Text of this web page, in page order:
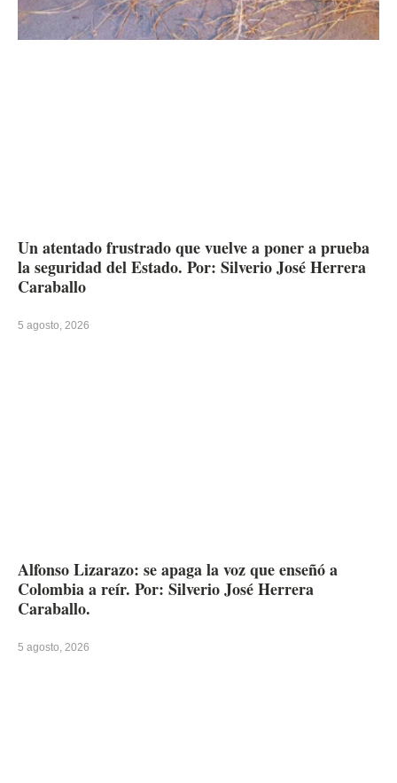
Un atentado frustrado que vuelve a poner a prueba
la seguridad del Estado. Por: Silverio José Herrera
Caraballo
5 agosto, 2026
Alfonso Lizarazo: se apaga la voz que enseñó a
Colombia a reír. Por: Silverio José Herrera
Caraballo.
5 agosto, 2026